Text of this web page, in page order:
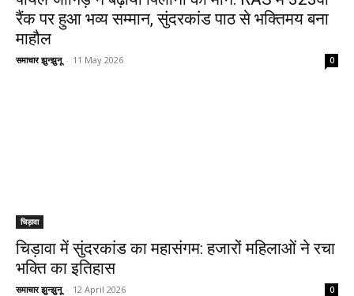
रैंक पर हुआ भव्य सम्मान, सुंदरकांड पाठ से भक्तिमय बना
माहौल
समाचार झुन्झुनू - 11 May 2026 0
चिड़ावा
चिड़ावा में सुंदरकांड का महासंगम: हजारों महिलाओं ने रचा
भक्ति का इतिहास
समाचार झुन्झुनू - 12 April 2026 0